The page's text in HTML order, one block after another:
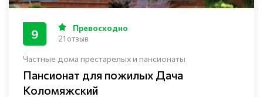
Частные дома престарелых и пансионаты
Пансионат для пожилых Дача
Коломяжский
9 Превосходно
21 отзыв